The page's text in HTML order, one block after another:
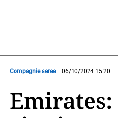
Compagnie aeree 06/10/2024 15:20
Emirates: